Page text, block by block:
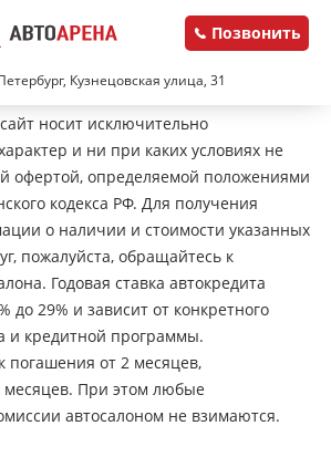
Кузнецовская улица, 31
Позвонить
носит исключительно
и ни при каких условиях не
офертой, определяемой положениями
кодекса РФ. Для получения
о наличии и стоимости указанных
пожалуйста, обращайтесь к
Годовая ставка автокредита
до 29% и зависит от конкретного
и кредитной программы.
от 2 месяцев,
При этом любые
автосалоном не взимаются.